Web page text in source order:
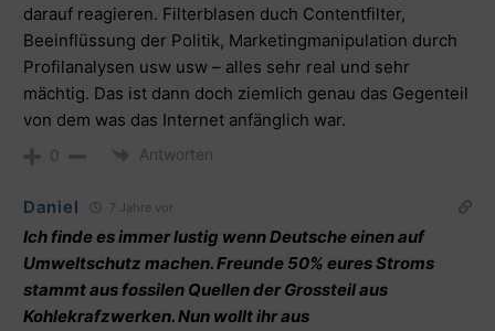
darauf reagieren. Filterblasen duch Contentfilter,
Beeinflüssung der Politik, Marketingmanipulation durch
Profilanalysen usw usw – alles sehr real und sehr
mächtig. Das ist dann doch ziemlich genau das Gegenteil
von dem was das Internet anfänglich war.
0 Antworten
Daniel 7 Jahre vor
Ich finde es immer lustig wenn Deutsche einen auf
Umweltschutz machen. Freunde 50% eures Stroms
stammt aus fossilen Quellen der Grossteil aus
Kohlekrafzwerken. Nun wollt ihr aus